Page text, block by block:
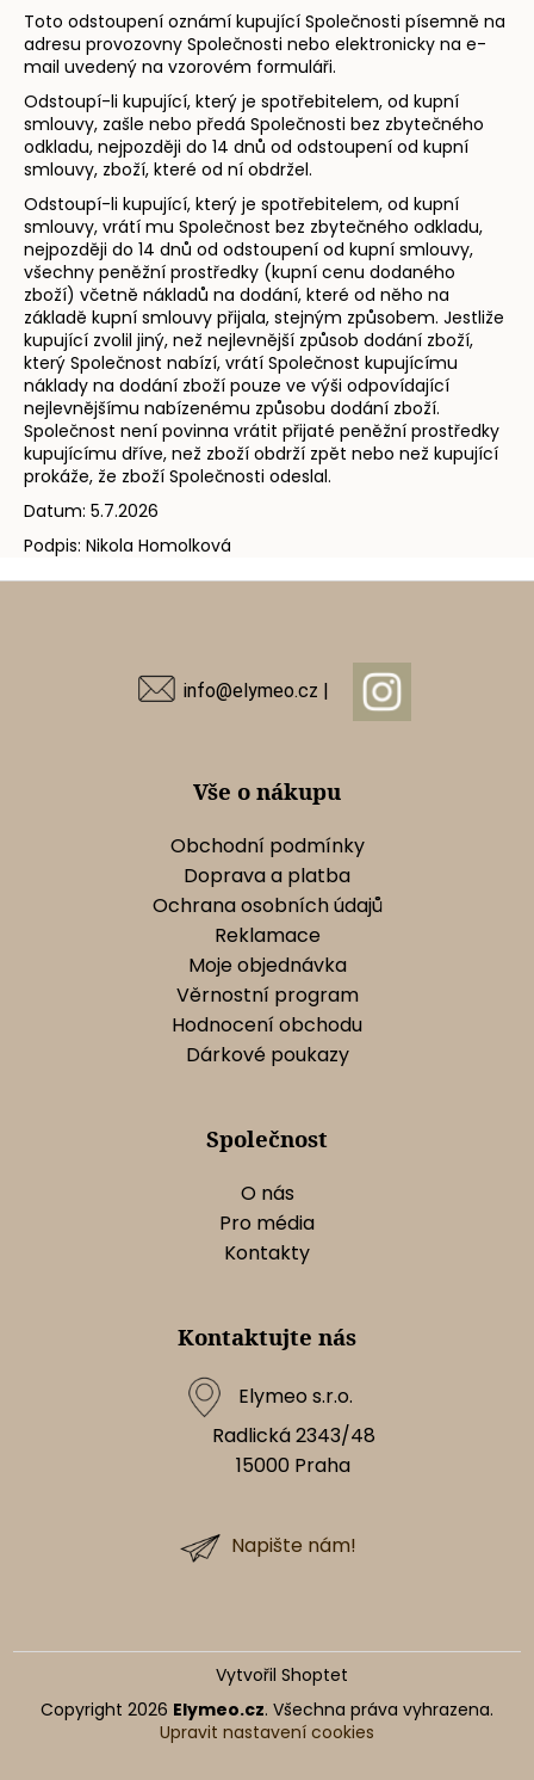
Toto odstoupení oznámí kupující Společnosti písemně na
adresu provozovny Společnosti nebo elektronicky na e-
mail uvedený na vzorovém formuláři.
Odstoupí-li kupující, který je spotřebitelem, od kupní
smlouvy, zašle nebo předá Společnosti bez zbytečného
odkladu, nejpozději do 14 dnů od odstoupení od kupní
smlouvy, zboží, které od ní obdržel.
Odstoupí-li kupující, který je spotřebitelem, od kupní
smlouvy, vrátí mu Společnost bez zbytečného odkladu,
nejpozději do 14 dnů od odstoupení od kupní smlouvy,
všechny peněžní prostředky (kupní cenu dodaného
zboží) včetně nákladů na dodání, které od něho na
základě kupní smlouvy přijala, stejným způsobem. Jestliže
kupující zvolil jiný, než nejlevnější způsob dodání zboží,
který Společnost nabízí, vrátí Společnost kupujícímu
náklady na dodání zboží pouze ve výši odpovídající
nejlevnějšímu nabízenému způsobu dodání zboží.
Společnost není povinna vrátit přijaté peněžní prostředky
kupujícímu dříve, než zboží obdrží zpět nebo než kupující
prokáže, že zboží Společnosti odeslal.
Datum: 5.7.2026
Podpis: Nikola Homolková
info@elymeo.cz |
Vše o nákupu
Obchodní podmínky
Doprava a platba
Ochrana osobních údajů
Reklamace
Moje objednávka
Věrnostní program
Hodnocení obchodu
Dárkové poukazy
Společnost
O nás
Pro média
Kontakty
Kontaktujte nás
Elymeo s.r.o.
Radlická 2343/48
15000 Praha
Napište nám!
Vytvořil Shoptet
Copyright 2026 Elymeo.cz. Všechna práva vyhrazena.
Upravit nastavení cookies